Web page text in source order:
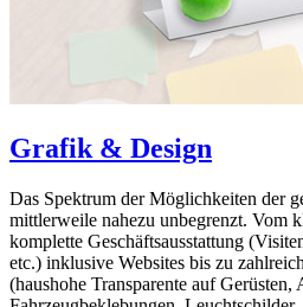
Grafik & Design
Das Spektrum der Möglichkeiten der
mittlerweile nahezu unbegrenzt. Vom
komplette Geschäftsausstattung
etc.) inklusive Websites bis zu
(haushohe Transparente auf Gerüsten,